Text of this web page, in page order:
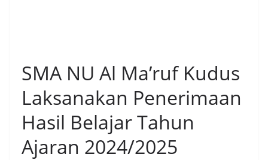
SMA NU Al Ma’ruf Kudus
Laksanakan Penerimaan
Hasil Belajar Tahun
Ajaran 2024/2025